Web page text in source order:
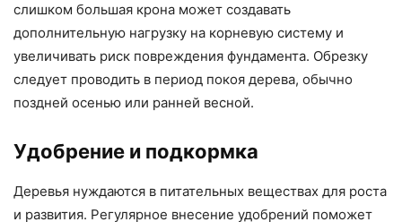
слишком большая крона может создавать
дополнительную нагрузку на корневую систему и
увеличивать риск повреждения фундамента. Обрезку
следует проводить в период покоя дерева, обычно
поздней осенью или ранней весной.
Удобрение и подкормка
Деревья нуждаются в питательных веществах для роста
и развития. Регулярное внесение удобрений поможет